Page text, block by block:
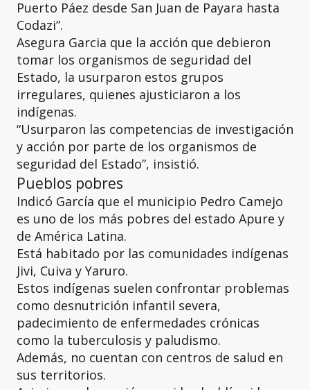
Puerto Páez desde San Juan de Payara hasta
Codazi”.
Asegura Garcia que la acción que debieron
tomar los organismos de seguridad del
Estado, la usurparon estos grupos
irregulares, quienes ajusticiaron a los
indígenas.
“Usurparon las competencias de investigación
y acción por parte de los organismos de
seguridad del Estado”, insistió.
Pueblos pobres
Indicó García que el municipio Pedro Camejo
es uno de los más pobres del estado Apure y
de América Latina.
Está habitado por las comunidades indígenas
Jivi, Cuiva y Yaruro.
Estos indígenas suelen confrontar problemas
como desnutrición infantil severa,
padecimiento de enfermedades crónicas
como la tuberculosis y paludismo.
Además, no cuentan con centros de salud en
sus territorios.